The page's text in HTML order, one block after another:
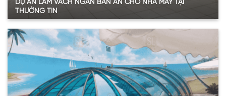
DỰ ÁN LÀM VÁCH NGĂN BÀN ĂN CHO NHÀ MÁY TẠI
THƯỜNG TÍN
Hạng mục:Tấm Polycarbonate rỗng
Sản phẩm:Tấm Polycarbonate rỗng ruột 8mm
Dày 8mm – màu trắng trong
Năm:2021
Xem thêm